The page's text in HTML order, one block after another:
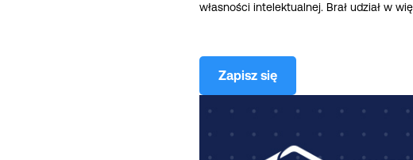
własności intelektualnej. Brał udział w
Zapisz się